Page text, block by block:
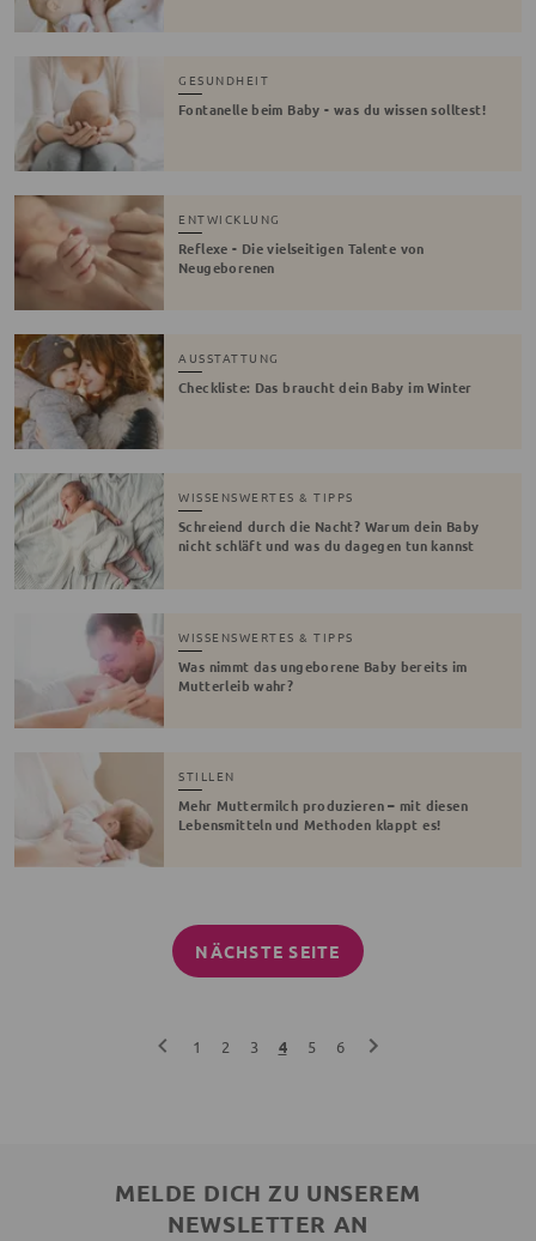
GESUNDHEIT
Fontanelle beim Baby - was du wissen solltest!
ENTWICKLUNG
Reflexe - Die vielseitigen Talente von
Neugeborenen
AUSSTATTUNG
Checkliste: Das braucht dein Baby im Winter
WISSENSWERTES & TIPPS
Schreiend durch die Nacht? Warum dein Baby
nicht schläft und was du dagegen tun kannst
WISSENSWERTES & TIPPS
Was nimmt das ungeborene Baby bereits im
Mutterleib wahr?
STILLEN
Mehr Muttermilch produzieren – mit diesen
Lebensmitteln und Methoden klappt es!
NÄCHSTE SEITE
1 2 3 4 5 6
MELDE DICH ZU UNSEREM
NEWSLETTER AN